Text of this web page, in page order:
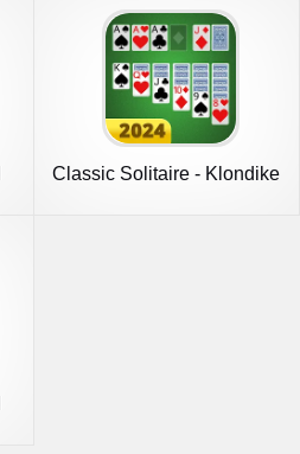
Classic Solitaire - Klondike